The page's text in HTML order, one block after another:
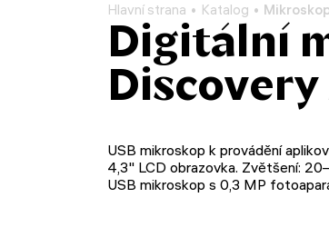
Hlavní strana Katalog
Digitální
USB mikroskop k provádění
4,3" LCD obrazovka. Zvětšení:
USB mikroskop s 0,3 MP